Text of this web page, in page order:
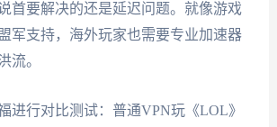
首要解决的还是延迟问题。就像游戏
军支持，海外玩家也需要专业加速器
流。
进行对比测试：普通VPN玩《LOL》